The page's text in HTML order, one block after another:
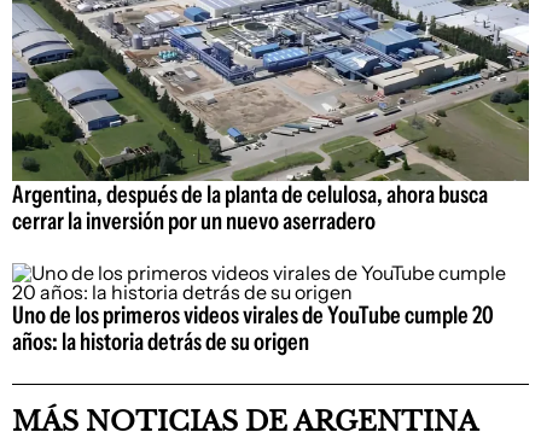
Argentina, después de la planta de celulosa, ahora busca
cerrar la inversión por un nuevo aserradero
Uno de los primeros videos virales de YouTube cumple 20
años: la historia detrás de su origen
MÁS NOTICIAS DE ARGENTINA